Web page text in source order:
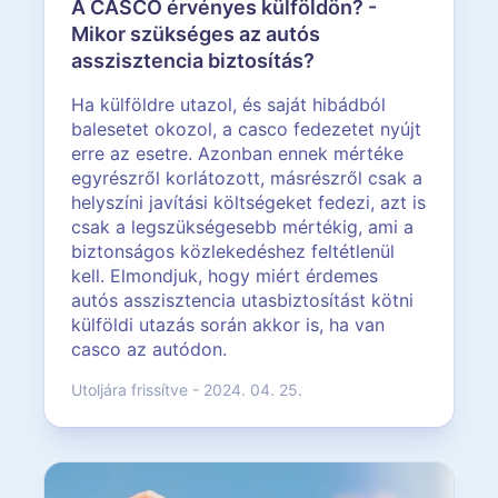
A CASCO érvényes külföldön? -
Mikor szükséges az autós
asszisztencia biztosítás?
Ha külföldre utazol, és saját hibádból
balesetet okozol, a casco fedezetet nyújt
erre az esetre. Azonban ennek mértéke
egyrészről korlátozott, másrészről csak a
helyszíni javítási költségeket fedezi, azt is
csak a legszükségesebb mértékig, ami a
biztonságos közlekedéshez feltétlenül
kell. Elmondjuk, hogy miért érdemes
autós asszisztencia utasbiztosítást kötni
külföldi utazás során akkor is, ha van
casco az autódon.
Utoljára frissítve - 2024. 04. 25.